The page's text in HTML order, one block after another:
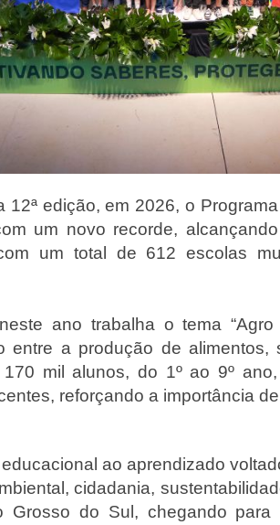
12ª edição, em 2026, o
um novo recorde,
um total de 612 escolas
ano trabalha o tema
entre a produção de alimentos,
mil alunos, do 1º ao 9º
reforçando a importância
ao aprendizado
cidadania,
Grosso do Sul, chegando